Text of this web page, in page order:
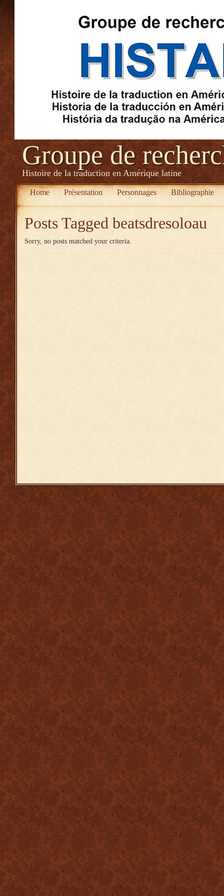
Groupe de
Histoire de la traduction en Amérique latine
Home Présentation Personnages Bibliographie
Posts Tagged beatsdresoloau
Sorry, no posts matched your criteria.